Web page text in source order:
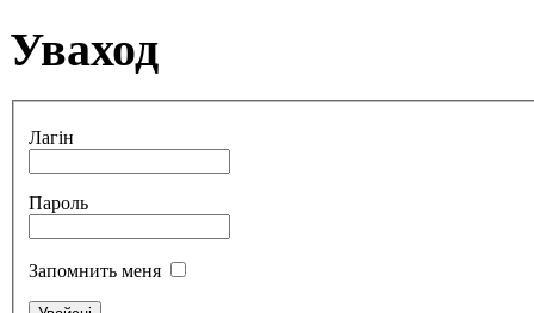
Уваход
Лагін
Пароль
Запомнить меня